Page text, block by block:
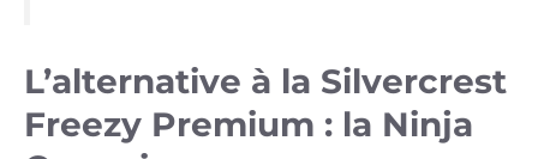
L’alternative à la Silvercrest
Freezy Premium : la Ninja